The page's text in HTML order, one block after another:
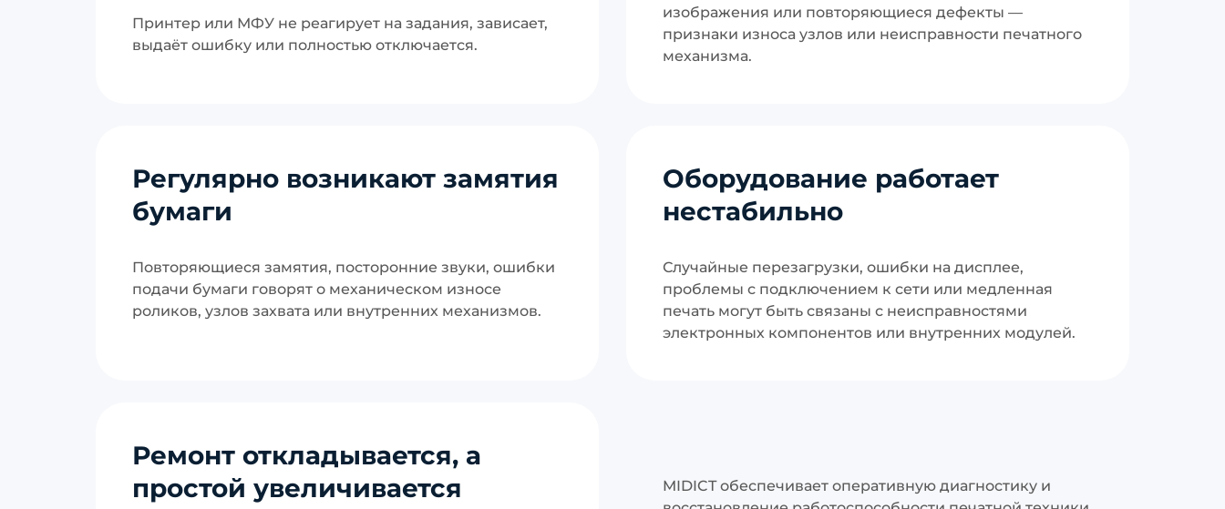
Принтер или МФУ не реагирует на задания, зависает,
выдаёт ошибку или полностью отключается.
изображения или повторяющиеся дефекты —
признаки износа узлов или неисправности печатного
механизма.
Регулярно возникают замятия
бумаги
Повторяющиеся замятия, посторонние звуки, ошибки
подачи бумаги говорят о механическом износе
роликов, узлов захвата или внутренних механизмов.
Оборудование работает
нестабильно
Случайные перезагрузки, ошибки на дисплее,
проблемы с подключением к сети или медленная
печать могут быть связаны с неисправностями
электронных компонентов или внутренних модулей.
Ремонт откладывается, а
простой увеличивается
MIDICT обеспечивает оперативную диагностику и